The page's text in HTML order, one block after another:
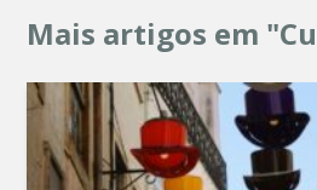
Mais artigos em